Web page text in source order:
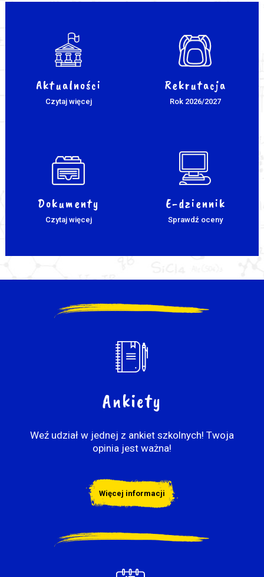
Aktualności
Czytaj więcej
Rekrutacja
Rok 2026/2027
Dokumenty
Czytaj więcej
E-dziennik
Sprawdź oceny
Ankiety
Weź udział w jednej z ankiet szkolnych! Twoja
opinia jest ważna!
Więcej informacji